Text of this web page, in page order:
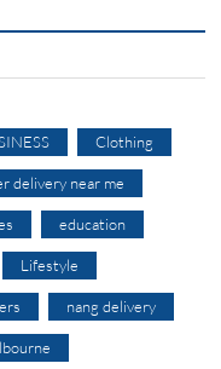
Clothing
delivery near me
education
Lifestyle
nang delivery